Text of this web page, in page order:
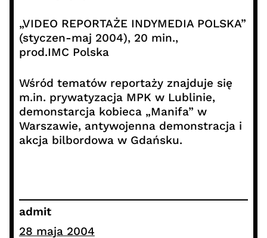
„VIDEO REPORTAŻE INDYMEDIA POLSKA”
(styczen-maj 2004), 20 min.,
prod.IMC Polska
Wśród tematów reportaży znajduje się
m.in. prywatyzacja MPK w Lublinie,
demonstarcja kobieca „Manifa” w
Warszawie, antywojenna demonstracja i
akcja bilbordowa w Gdańsku.
admit
28 maja 2004